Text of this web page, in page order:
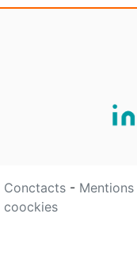
Conctacts -
coockies